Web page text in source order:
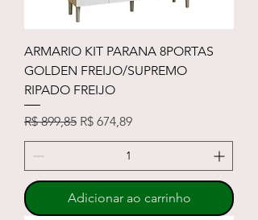
ARMARIO KIT PARANA 8PORTAS
GOLDEN FREIJO/SUPREMO
RIPADO FREIJO
Preço normal
R$ 899,85 Preço promocional
R$ 674,89
Adicionar ao carrinho